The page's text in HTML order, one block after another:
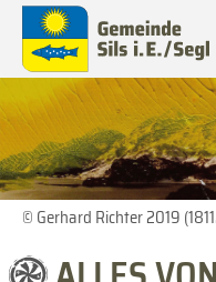
© Gerhard Richter 2019